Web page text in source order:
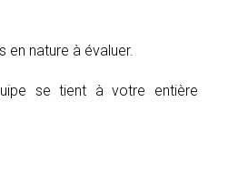
en nature à évaluer.
se tient à votre entière